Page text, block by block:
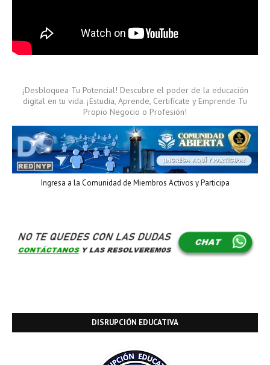
¡Desbloquea Tu Potencial! Descubre el poder de la educación
digital en tu vida. ¡Estudia, Aprende, Certifícate y Emprende Tu
Propio Negocio o Profesión!
Ingresa a la Comunidad de Miembros Activos y Participa
DISRUPCIÓN EDUCATIVA